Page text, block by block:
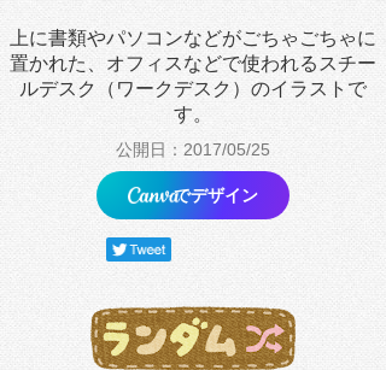
上に書類やパソコンなどがごちゃごちゃに
置かれた、オフィスなどで使われるスチー
ルデスク（ワークデスク）のイラストで
す。
公開日：2017/05/25
でデザイン